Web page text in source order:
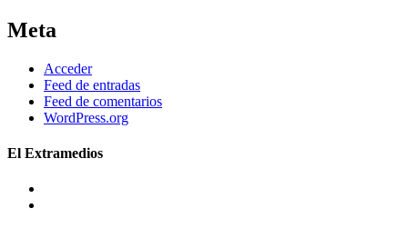
Meta
Acceder
Feed de entradas
Feed de comentarios
WordPress.org
El Extramedios